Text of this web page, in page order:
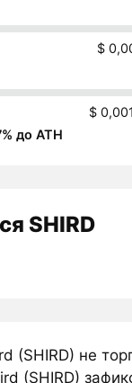
$
$
до ATH
SHIRD
(SHIRD) не
(SHIRD)